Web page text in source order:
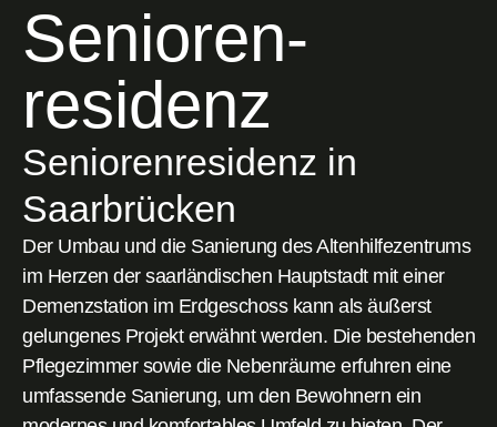
Senioren­
residenz
Seniorenresidenz in
Saarbrücken
Der Umbau und die Sanierung des Altenhilfezentrums
im Herzen der saarländischen Hauptstadt mit einer
Demenzstation im Erdgeschoss kann als äußerst
gelungenes Projekt erwähnt werden. Die bestehenden
Pflegezimmer sowie die Nebenräume erfuhren eine
umfassende Sanierung, um den Bewohnern ein